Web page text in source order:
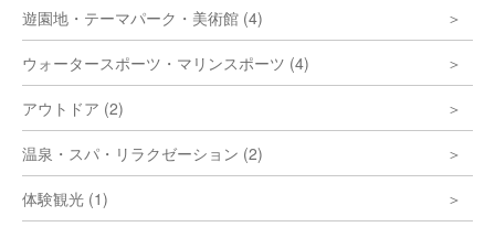
遊園地・テーマパーク・美術館 (4)
ウォータースポーツ・マリンスポーツ (4)
アウトドア (2)
温泉・スパ・リラクゼーション (2)
体験観光 (1)